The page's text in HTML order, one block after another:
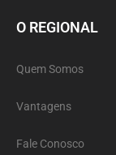
O REGIONAL
Quem Somos
Vantagens
Fale Conosco